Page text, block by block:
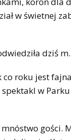
w świetnej
dziś
roku jest
w
gości.